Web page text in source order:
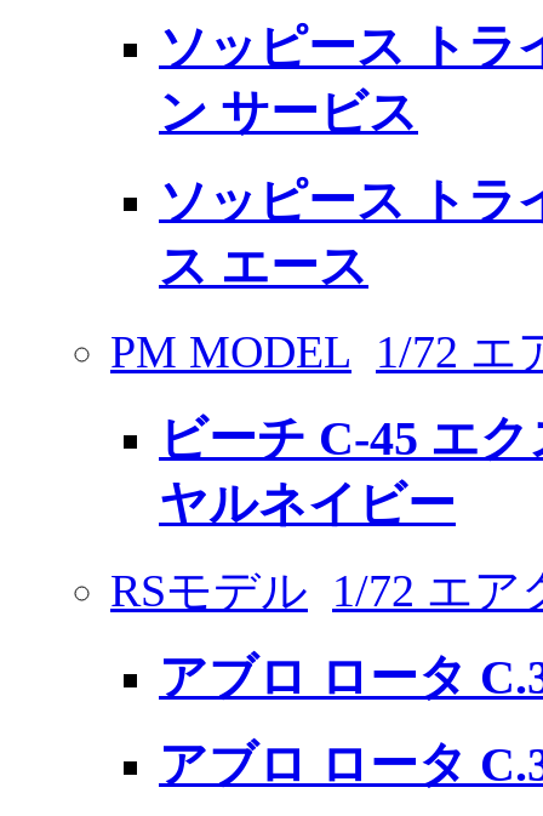
ソッピース トラ
ン サービス
ソッピース トラ
ス エース
PM MODEL 1/72 エ
ビーチ C-45 エ
ヤルネイビー
RSモデル 1/72 エ
アブロ ロータ
アブロ ロータ